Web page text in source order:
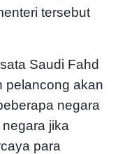
tersebut
Saudi Fahd
pelancong akan
negara
jika
para